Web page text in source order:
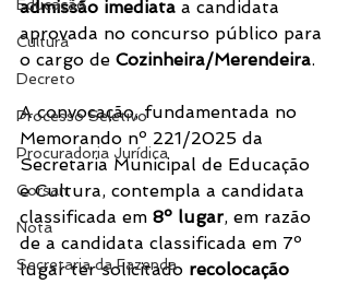
Educação
Cultura
Decreto
Processo Seletivo
Procuradoria Jurídica
Corsan
Nota
Secretaria da Fazenda
admissão imediata a candidata
aprovada no concurso público para
o cargo de Cozinheira/Merendeira.
A convocação, fundamentada no
Memorando nº 221/2025 da
Secretaria Municipal de Educação
e Cultura, contempla a candidata
classificada em 8º lugar, em razão
de a candidata classificada em 7º
lugar ter solicitado recolocação